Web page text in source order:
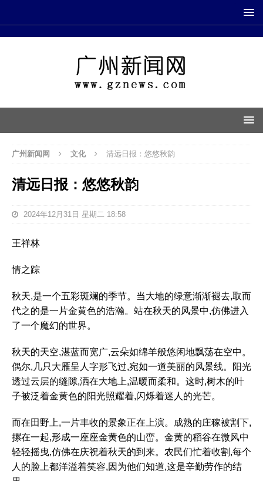
广州新闻网 文化 清远日报：悠悠秋韵
清远日报：悠悠秋韵
2024年12月31日 星期二 18:58
王祥林
情之踪
秋天,是一个五彩斑斓的季节。当大地的绿意渐渐褪去,取而
代之的是一片金黄色的浩瀚。站在秋天的风景中,仿佛进入
了一个魔幻的世界。
秋天的天空,湛蓝而宽广,云朵如绵羊般悠闲地飘荡在空中。
偶尔,几只大雁呈人字形飞过,宛如一道美丽的风景线。阳光
透过云层的缝隙,洒在大地上,温暖而柔和。这时,树木的叶
子被泛着金黄色的阳光照耀着,闪烁着迷人的光芒。
而在田野上,一片丰收的景象正在上演。成熟的庄稼被割下,
摞在一起,形成一座座金黄色的山峦。金黄的稻谷在微风中
轻轻摇曳,仿佛在庆祝着秋天的到来。农民们忙着收割,每个
人的脸上都洋溢着笑容,因为他们知道,这是辛勤劳作的结